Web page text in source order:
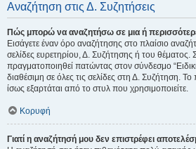
Αναζήτηση στις Δ. Συζητήσεις
Πώς μπορώ να αναζητήσω σε μια ή
Εισάγετε έναν όρο αναζήτησης στο πλαίσιο
σελίδες ευρετηρίου, Δ. Συζήτησης ή του
πραγματοποιηθεί πατώντας στον σύνδεσμο
διαθέσιμη σε όλες τις σελίδες στη Δ. Συζήτηση.
ίσως εξαρτάται από το στυλ που χρησιμοποιείτε.
Κορυφή
Γιατί η αναζήτησή μου δεν επιστρέφει